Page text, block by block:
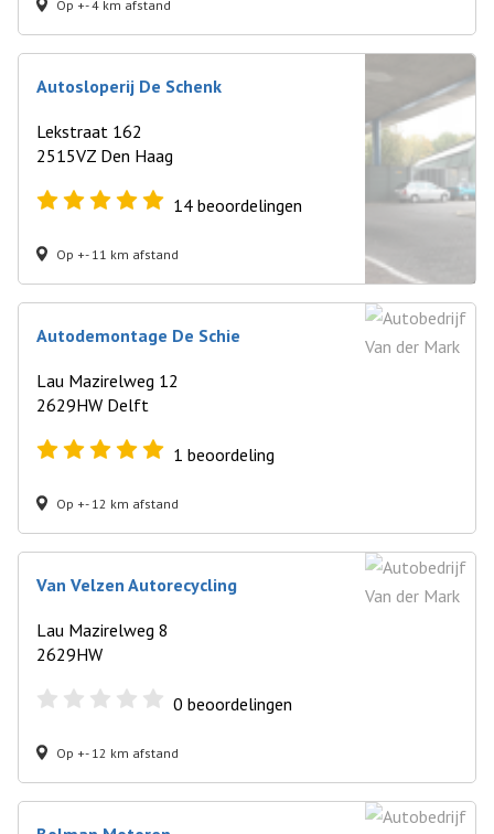
Op +- 4 km afstand
Autosloperij De Schenk
Lekstraat 162
2515VZ Den Haag
14 beoordelingen
Op +- 11 km afstand
Autodemontage De Schie
Lau Mazirelweg 12
2629HW Delft
1 beoordeling
Op +- 12 km afstand
Van Velzen Autorecycling
Lau Mazirelweg 8
2629HW
0 beoordelingen
Op +- 12 km afstand